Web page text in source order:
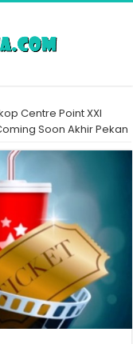
Centre Point XXI
Soon Akhir Pekan